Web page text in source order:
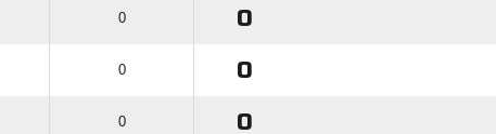
0 0
0 0
0 0